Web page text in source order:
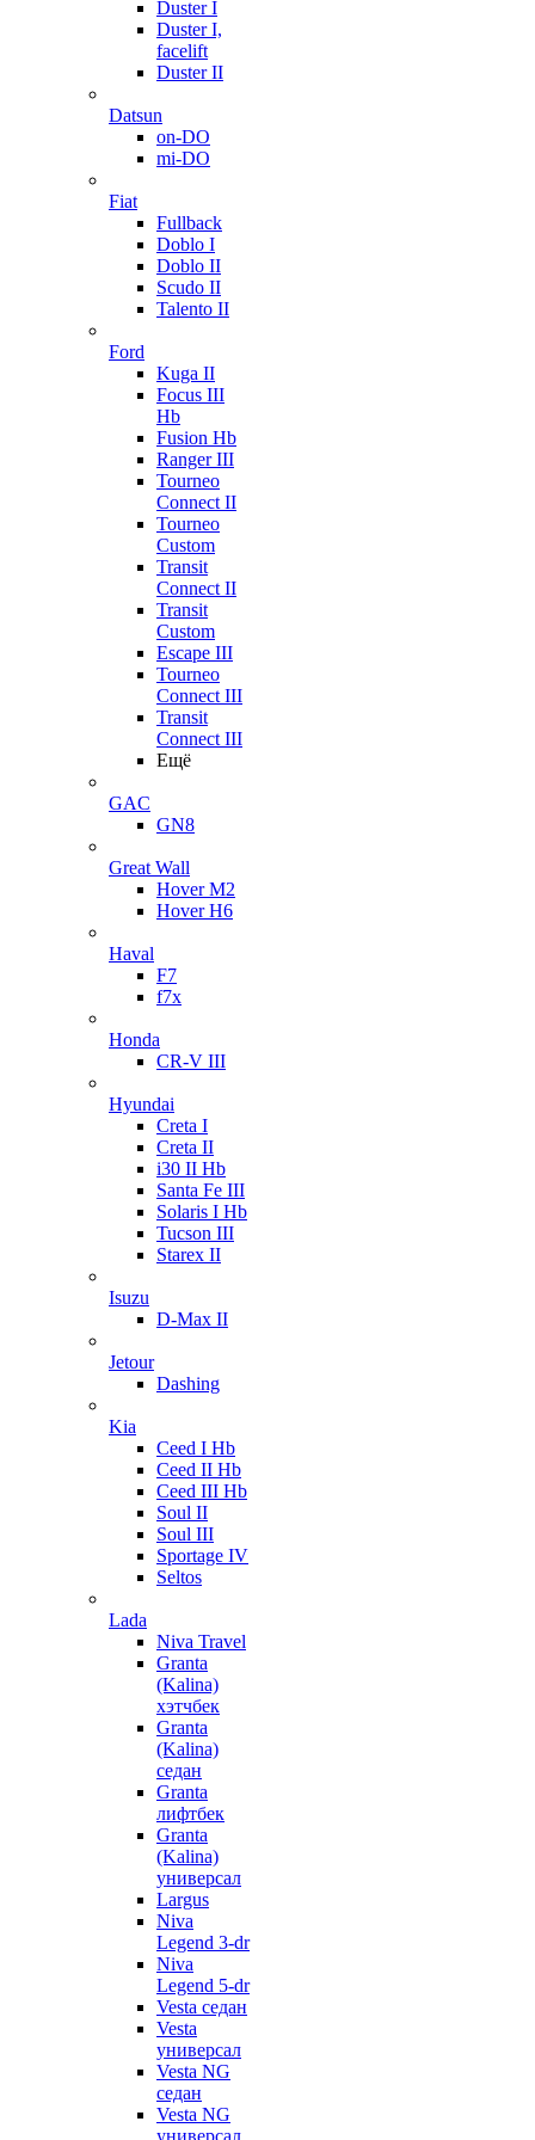
Duster I
Duster I,
facelift
Duster II
Datsun
on-DO
mi-DO
Fiat
Fullback
Doblo I
Doblo II
Scudo II
Talento II
Ford
Kuga II
Focus III
Hb
Fusion Hb
Ranger III
Tourneo
Connect II
Tourneo
Custom
Transit
Connect II
Transit
Custom
Escape III
Tourneo
Connect III
Transit
Connect III
Ещё
GAC
GN8
Great Wall
Hover M2
Hover H6
Haval
F7
f7x
Honda
CR-V III
Hyundai
Creta I
Creta II
i30 II Hb
Santa Fe III
Solaris I Hb
Tucson III
Starex II
Isuzu
D-Max II
Jetour
Dashing
Kia
Ceed I Hb
Ceed II Hb
Ceed III Hb
Soul II
Soul III
Sportage IV
Seltos
Lada
Niva Travel
Granta
(Kalina)
хэтчбек
Granta
(Kalina)
седан
Granta
лифтбек
Granta
(Kalina)
универсал
Largus
Niva
Legend 3-dr
Niva
Legend 5-dr
Vesta седан
Vesta
универсал
Vesta NG
седан
Vesta NG
универсал